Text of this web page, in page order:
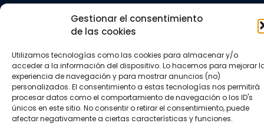
Gestionar el consentimiento
de las cookies
Utilizamos tecnologías como las cookies para almacenar y/o
acceder a la información del dispositivo. Lo hacemos para mejorar
experiencia de navegación y para mostrar anuncios (no)
personalizados. El consentimiento a estas tecnologías nos permitirá
procesar datos como el comportamiento de navegación o los ID's
únicos en este sitio. No consentir o retirar el consentimiento, puede
afectar negativamente a ciertas características y funciones.